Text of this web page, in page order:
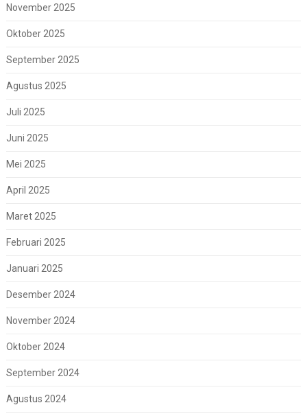
November 2025
Oktober 2025
September 2025
Agustus 2025
Juli 2025
Juni 2025
Mei 2025
April 2025
Maret 2025
Februari 2025
Januari 2025
Desember 2024
November 2024
Oktober 2024
September 2024
Agustus 2024